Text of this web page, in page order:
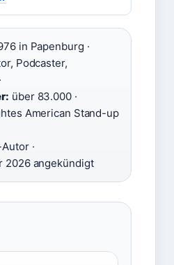
in Papenburg ·
Podcaster,
über 83.000 ·
American Stand-up
·
2026 angekündigt